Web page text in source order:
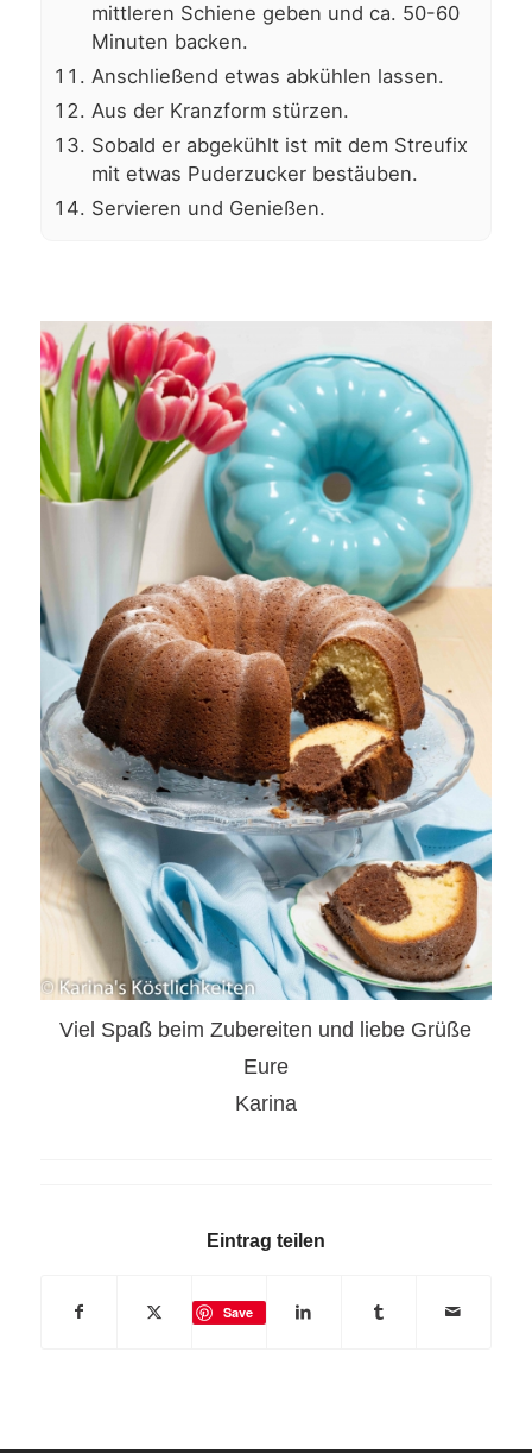
mittleren Schiene geben und ca. 50-60
Minuten backen.
Anschließend etwas abkühlen lassen.
Aus der Kranzform stürzen.
Sobald er abgekühlt ist mit dem Streufix
mit etwas Puderzucker bestäuben.
Servieren und Genießen.
Viel Spaß beim Zubereiten und liebe Grüße
Eure
Karina
Eintrag teilen
Save